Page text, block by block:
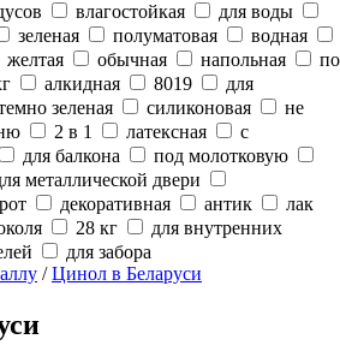
влагостойкая
для воды
зеленая полуматовая
водная
желтая обычная напольная
по
алкидная 8019
для
зеленая силиконовая
не
2 в 1 латексная
с
для балкона
под молотковую
металлической двери
декоративная антик
лак
28 кг
для внутренних
для забора
/Цинол в Беларуси